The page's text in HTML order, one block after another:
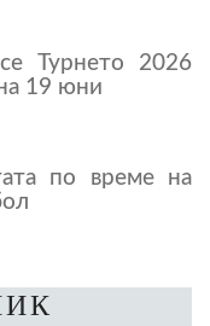
Турнето 2026
19 юни
по време на